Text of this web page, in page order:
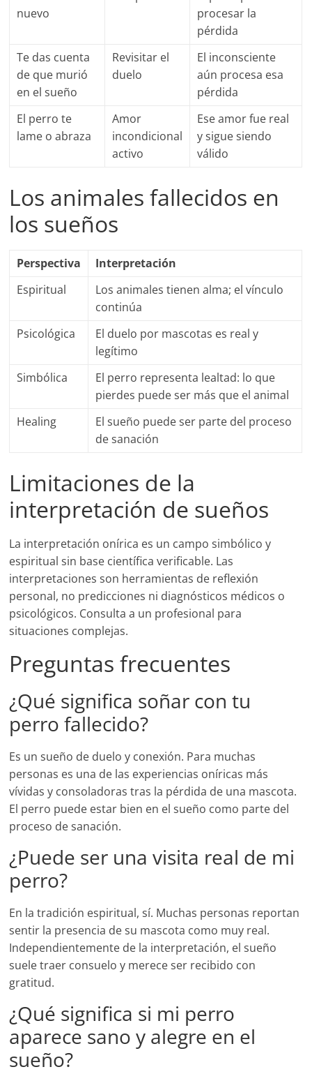
nuevo
procesar la
pérdida
Te das cuenta
de que murió
en el sueño
Revisitar el
duelo
El inconsciente
aún procesa esa
pérdida
El perro te
lame o abraza
Amor
incondicional
activo
Ese amor fue real
y sigue siendo
válido
Los animales fallecidos en
los sueños
Perspectiva
Interpretación
Espiritual
Los animales tienen alma; el vínculo
continúa
Psicológica
El duelo por mascotas es real y
legítimo
Simbólica
El perro representa lealtad: lo que
pierdes puede ser más que el animal
Healing
El sueño puede ser parte del proceso
de sanación
Limitaciones de la
interpretación de sueños
La interpretación onírica es un campo simbólico y
espiritual sin base científica verificable. Las
interpretaciones son herramientas de reflexión
personal, no predicciones ni diagnósticos médicos o
psicológicos. Consulta a un profesional para
situaciones complejas.
Preguntas frecuentes
¿Qué significa soñar con tu
perro fallecido?
Es un sueño de duelo y conexión. Para muchas
personas es una de las experiencias oníricas más
vívidas y consoladoras tras la pérdida de una mascota.
El perro puede estar bien en el sueño como parte del
proceso de sanación.
¿Puede ser una visita real de mi
perro?
En la tradición espiritual, sí. Muchas personas reportan
sentir la presencia de su mascota como muy real.
Independientemente de la interpretación, el sueño
suele traer consuelo y merece ser recibido con
gratitud.
¿Qué significa si mi perro
aparece sano y alegre en el
sueño?